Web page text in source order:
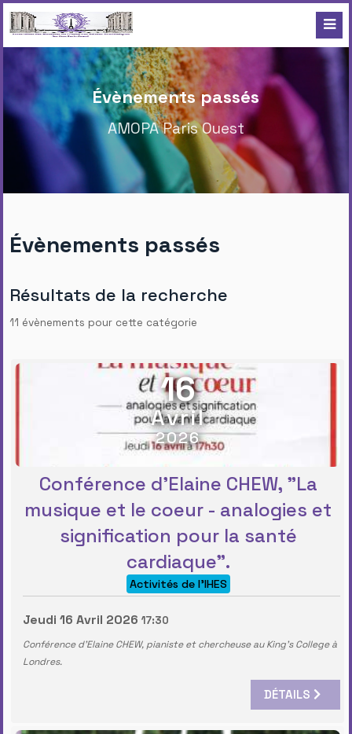
Évènements passés
AMOPA Paris Ouest
Évènements passés
Résultats de la recherche
11 évènements pour cette catégorie
16
Avril
2026
Conférence d'Elaine CHEW, "La
musique et le coeur - analogies et
signification pour la santé
cardiaque".
Activités de l'IHES
Jeudi 16 Avril 2026 17:30
Conférence d'Elaine CHEW, pianiste et chercheuse au King's College à
Londres.
DÉTAILS